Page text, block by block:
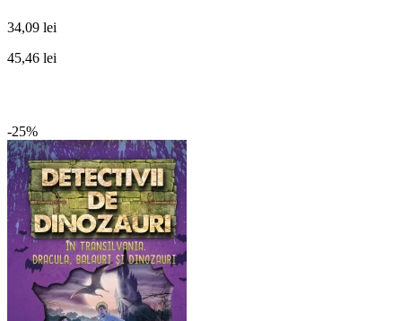
34,09 lei
45,46 lei
-25%